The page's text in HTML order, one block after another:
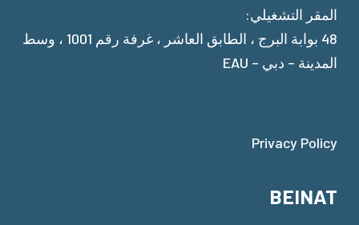
المقر التشغيلي:
48 بوابة البرج ، الطابق العاشر ، غرفة رقم 1001 ، وسط
المدينة – دبي – EAU
Privacy Policy
BEINAT